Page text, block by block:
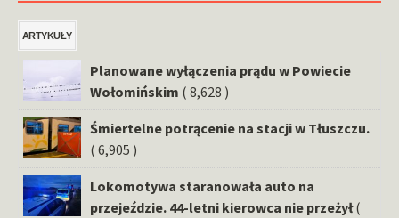
ARTYKUŁY
Planowane wyłączenia prądu w Powiecie
Wołomińskim ( 8,628 )
Śmiertelne potrącenie na stacji w Tłuszczu.
( 6,905 )
Lokomotywa staranowała auto na
przejeździe. 44-letni kierowca nie przeżył (